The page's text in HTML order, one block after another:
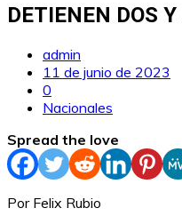
DETIENEN DOS
admin
11 de junio de 2023
0
Nacionales
Spread the love
Por Felix Rubio